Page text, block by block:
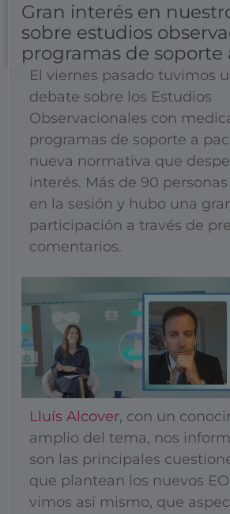
Gran interés en
sobre estudios
programas de soporte
El viernes pasado tuvimos
debate sobre los Estudios
Observacionales con
programas de soporte a
nueva normativa que
interés. Más de 90
en la sesión y hubo una
participación a través de
comentarios.
Lluís Alcover, con un
amplio del tema, nos
son las principales
que plantean los nuevos
vimos así mismo, que